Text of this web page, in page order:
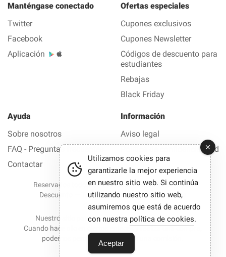
Manténgase conectado
Twitter
Facebook
Aplicación
Ofertas especiales
Cupones exclusivos
Cupones Newsletter
Códigos de descuento para
estudiantes
Rebajas
Black Friday
Ayuda
Sobre nosotros
FAQ - Preguntas frecuentes
Contactar
Información
Aviso legal
Política de confidencialidad
Reservados todos los derechos © 2012-2026 Buen
Descuento — Todas las ofertas y los códigos de
descuento en 1 clic
Nuestro sitio participa en programas de afiliación.
Cuando hace clic en ciertos enlaces y realiza una compra,
podemos percibir en ocasiones una comisión.
Utilizamos cookies para
garantizarle la mejor experiencia
en nuestro sitio web. Si continúa
utilizando nuestro sitio web,
asumiremos que está de acuerdo
con nuestra política de cookies.
Aceptar